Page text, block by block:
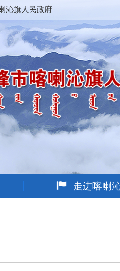
沁旗人民政府
走进喀喇